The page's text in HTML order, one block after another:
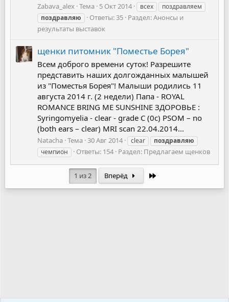
Zabava_alex Тема 5 Окт 2014 всех
поздравляем
поздравляю
Ответы: 35 Раздел:Анонсы и
результаты выставок
щенки питомник "Поместье Борея"
Всем доброго времени суток! Разрешите
представить наших долгожданных малышей
из "Поместья Борея"! Малыши родились 11
августа 2014 г. (2 недели) Папа - ROYAL
ROMANCE BRING ME SUNSHINE ЗДОРОВЬЕ :
Syringomyelia - clear - grade C (0c) PSOM – no
(both ears – clear) MRI scan 22.04.2014...
Natacha Тема 30 Авг 2014 clear
поздравляю
чемпион
Ответы: 154 Раздел: Предлагаем щенков
1 из 2 Вперёд